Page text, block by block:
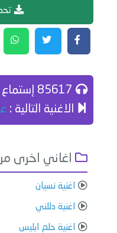
الاغنية التالية :
اغاني اخرى
اغنية نسيان
اغنية دللني
اغنية حلم ابليس